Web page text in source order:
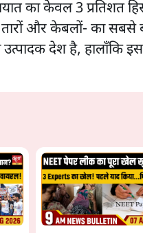
का केवल 3 प्रतिशत
और केबलों- का सबसे
देश है, हालाँकि